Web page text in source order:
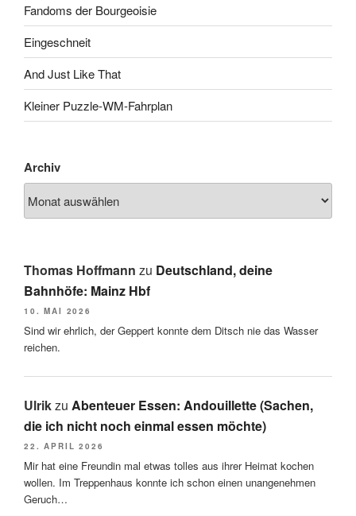
Fandoms der Bourgeoisie
Eingeschneit
And Just Like That
Kleiner Puzzle-WM-Fahrplan
Archiv
Thomas Hoffmann zu Deutschland, deine
Bahnhöfe: Mainz Hbf
10. MAI 2026
Sind wir ehrlich, der Geppert konnte dem Ditsch nie das Wasser
reichen.
Ulrikzu Abenteuer Essen: Andouillette (Sachen,
die ich nicht noch einmal essen möchte)
22. APRIL 2026
Mir hat eine Freundin mal etwas tolles aus ihrer Heimat kochen
wollen. Im Treppenhaus konnte ich schon einen unangenehmen
Geruch…